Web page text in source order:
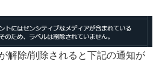
解除/削除されると下記の通知が